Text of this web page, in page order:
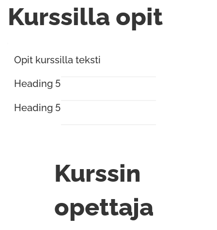
Kurssilla opit
Opit kurssilla teksti
Heading 5
Heading 5
Kurssin
opettaja